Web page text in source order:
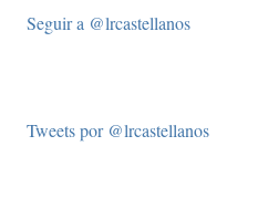
Seguir a @lrcastellanos
Tweets por @lrcastellanos